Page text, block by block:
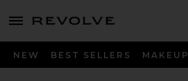
menu - shows more content
NEW BEST SELLERS MAKEUP